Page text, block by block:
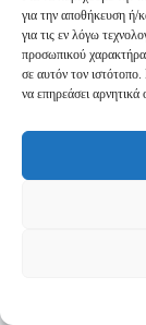
για την αποθήκευση ή/
για τις εν λόγω
προσωπικού
σε αυτόν τον
να επηρεάσει αρνητικά